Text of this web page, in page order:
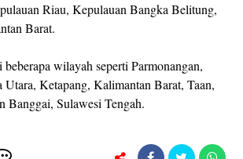
Riau, Kepulauan Bangka Belitung,
Barat.
wilayah seperti Parmonangan,
Utara, Ketapang, Kalimantan Barat, Taan,
Banggai, Sulawesi Tengah.